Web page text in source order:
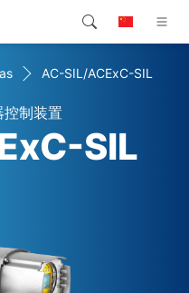
AC-SIL/ACExC-SIL
制装置
SIL